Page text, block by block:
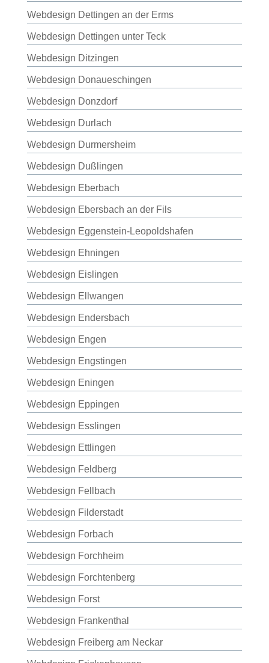
Webdesign Dettingen an der Erms
Webdesign Dettingen unter Teck
Webdesign Ditzingen
Webdesign Donaueschingen
Webdesign Donzdorf
Webdesign Durlach
Webdesign Durmersheim
Webdesign Dußlingen
Webdesign Eberbach
Webdesign Ebersbach an der Fils
Webdesign Eggenstein-Leopoldshafen
Webdesign Ehningen
Webdesign Eislingen
Webdesign Ellwangen
Webdesign Endersbach
Webdesign Engen
Webdesign Engstingen
Webdesign Eningen
Webdesign Eppingen
Webdesign Esslingen
Webdesign Ettlingen
Webdesign Feldberg
Webdesign Fellbach
Webdesign Filderstadt
Webdesign Forbach
Webdesign Forchheim
Webdesign Forchtenberg
Webdesign Forst
Webdesign Frankenthal
Webdesign Freiberg am Neckar